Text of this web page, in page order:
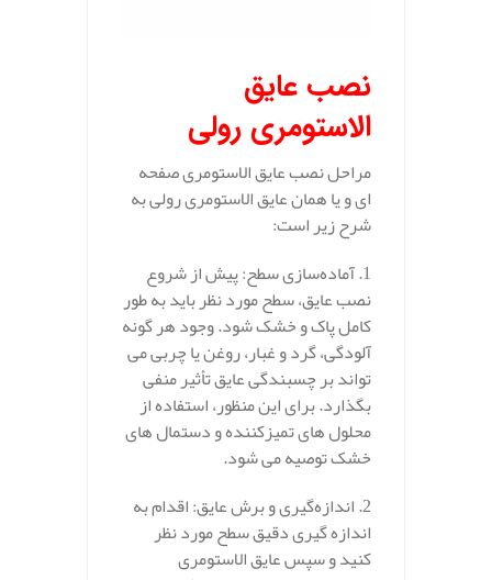
نصب عایق
الاستومری رولی
مراحل نصب عایق الاستومری صفحه‌
ای و یا همان عایق الاستومری رولی به
شرح زیر است:
1. آماده‌سازی سطح: پیش از شروع
نصب عایق، سطح مورد نظر باید به طور
کامل پاک و خشک شود. وجود هر گونه
آلودگی، گرد و غبار، روغن یا چربی می‌
تواند بر چسبندگی عایق تأثیر منفی
بگذارد. برای این منظور، استفاده از
محلول‌ های تمیزکننده و دستمال‌ های
خشک توصیه می‌ شود.
2. اندازه‌گیری و برش عایق: اقدام به
اندازه‌ گیری دقیق سطح مورد نظر
کنید و سپس عایق الاستومری